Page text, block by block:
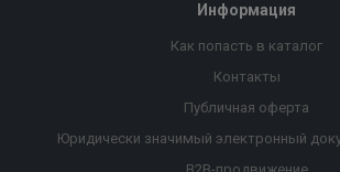
Информация
Как попасть в каталог
Контакты
Публичная оферта
Юридически значимый электронный